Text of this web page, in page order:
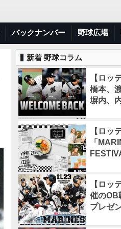
バックナンバー 野球広場
新着 野球コラム
【ロッ
橋本、
塀内、
解説も
【ロッ
「
弾「
日／初
デー
【ロッ
催のOB
プレゼ
スペシ